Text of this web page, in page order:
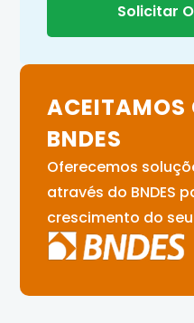
Solicitar
ACEITAMOS
BNDES
Oferecemos
através do BNDES
crescimento do